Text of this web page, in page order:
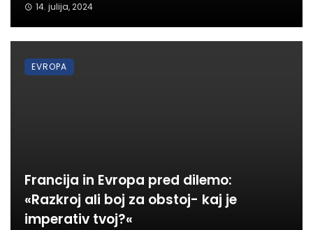
14. julija, 2024
Francija in Evropa pred dilemo:
«Razkroj ali boj za obstoj- kaj je
imperativ tvoj?«
EVROPA